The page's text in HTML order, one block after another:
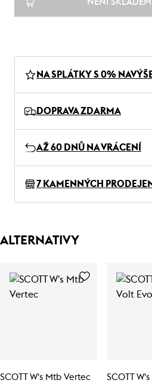
NENÍ SKLADEM
NA SPLÁTKY S 0%
DOPRAVA ZDARMA
AŽ 60 DNŮ NA VRÁCENÍ
7 KAMENNÝCH
ALTERNATIVY
SCOTT W's Mtb Vertec
SCOTT